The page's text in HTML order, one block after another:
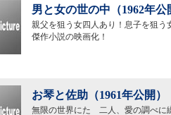
男と女の世の中（1962年公
親父を狙う女四人あり！息子を狙
傑作小説の映画化！
お琴と佐助（1961年公開）
無限の世界にたゞ二人、愛の調べに